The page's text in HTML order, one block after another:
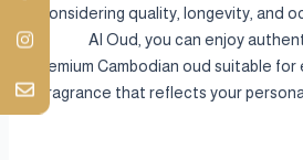
considering quality, longevity, and
Al Oud, you can enjoy
premium Cambodian oud suitable
a fragrance that reflects your